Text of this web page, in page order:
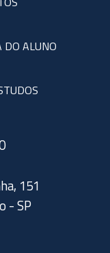
DO ALUNO
151
- SP